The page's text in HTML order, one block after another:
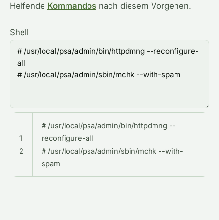
Helfende Kommandos nach diesem Vorgehen.
Shell
1
2
# /usr/local/psa/admin/bin/httpdmng --
reconfigure-all
# /usr/local/psa/admin/sbin/mchk --with-
spam